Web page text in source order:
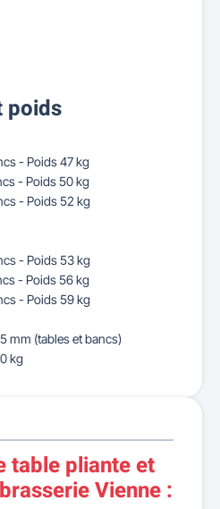
poids
- Poids 47 kg
- Poids 50 kg
- Poids 52 kg
- Poids 53 kg
- Poids 56 kg
- Poids 59 kg
mm (tables et bancs)
kg
table pliante et
Vienne :